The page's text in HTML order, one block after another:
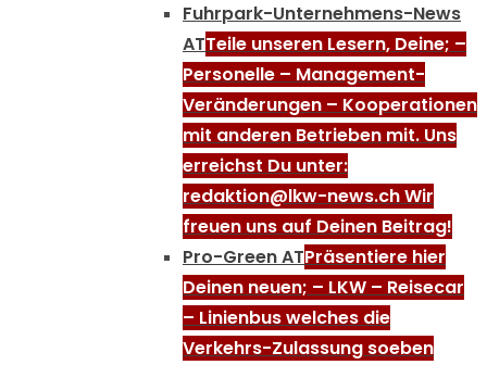
Fuhrpark-Unternehmens-News
ATTeile unseren Lesern, Deine; –
Personelle – Management-
Veränderungen – Kooperationen
mit anderen Betrieben mit. Uns
erreichst Du unter:
redaktion@lkw-news.ch Wir
freuen uns auf Deinen Beitrag!
Pro-Green ATPräsentiere hier
Deinen neuen; – LKW – Reisecar
– Linienbus welches die
Verkehrs-Zulassung soeben